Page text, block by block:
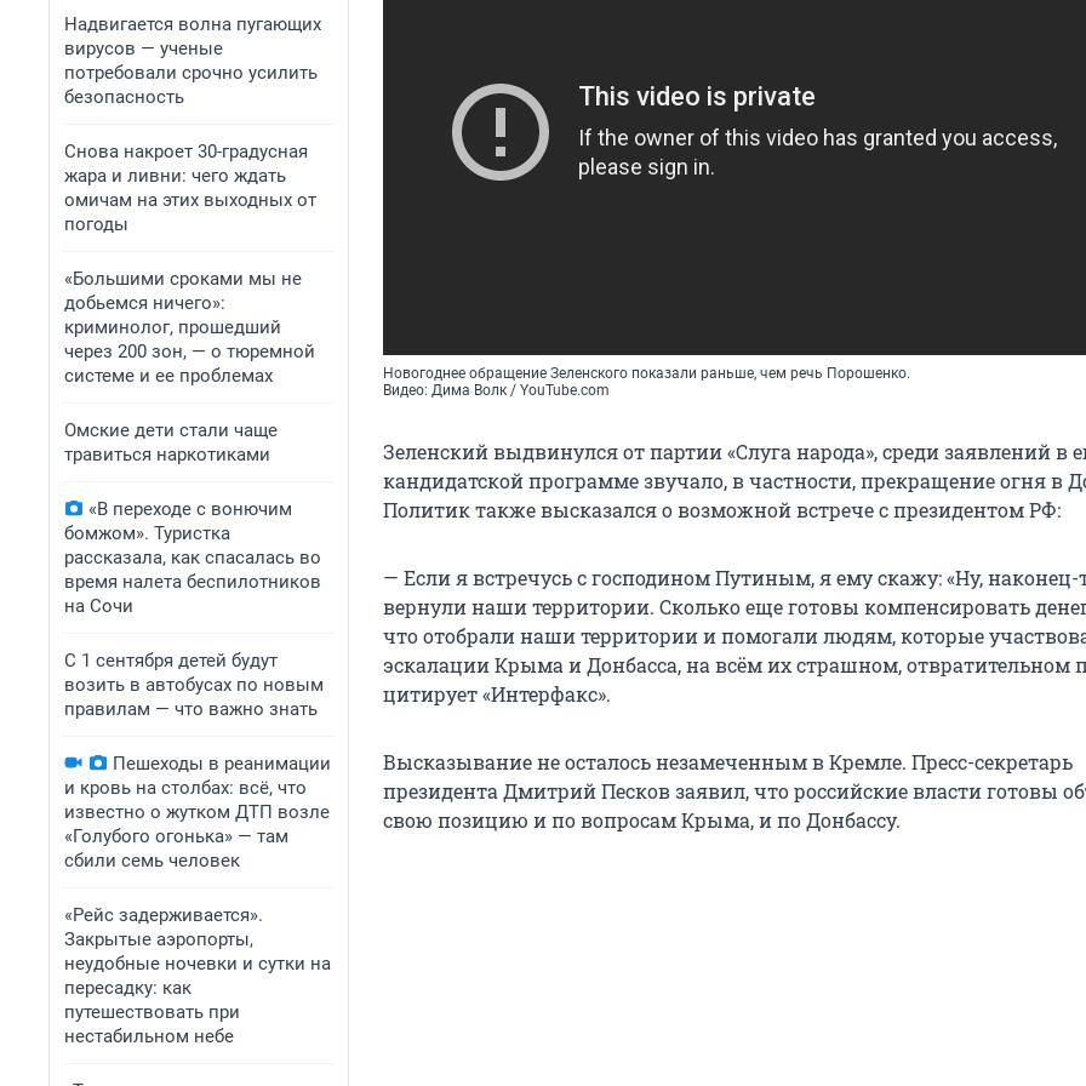
Надвигается волна пугающих
вирусов — ученые
потребовали срочно усилить
безопасность
Снова накроет 30-градусная
жара и ливни: чего ждать
омичам на этих выходных от
погоды
«Большими сроками мы не
добьемся ничего»:
криминолог, прошедший
через 200 зон, — о тюремной
системе и ее проблемах
Омские дети стали чаще
травиться наркотиками
«В переходе с вонючим
бомжом». Туристка
рассказала, как спасалась во
время налета беспилотников
на Сочи
С 1 сентября детей будут
возить в автобусах по новым
правилам — что важно знать
Пешеходы в реанимации
и кровь на столбах: всё, что
известно о жутком ДТП возле
«Голубого огонька» — там
сбили семь человек
«Рейс задерживается».
Закрытые аэропорты,
неудобные ночевки и сутки на
пересадку: как
путешествовать при
нестабильном небе
Новогоднее обращение Зеленского показали раньше, чем речь Порошенко.
Видео: Дима Волк / YouTube.com
Зеленский выдвинулся от партии «Слуга народа», среди заявлений в
кандидатской программе звучало, в частности, прекращение огня в
Политик также высказался о возможной встрече с президентом РФ:
— Если я встречусь с господином Путиным, я ему скажу: «Ну, наконец-
вернули наши территории. Сколько еще готовы компенсировать
что отобрали наши территории и помогали людям, которые
эскалации Крыма и Донбасса, на всём их страшном, отвратительном
цитирует «Интерфакс».
Высказывание не осталось незамеченным в Кремле. Пресс-секретарь
президента Дмитрий Песков заявил, что российские власти готовы
свою позицию и по вопросам Крыма, и по Донбассу.